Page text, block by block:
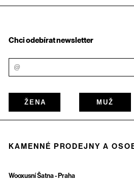
Chci odebírat newsletter
ŽENA MUŽ
KAMENNÉ PRODEJNY A
Wooxusní Šatna - Praha